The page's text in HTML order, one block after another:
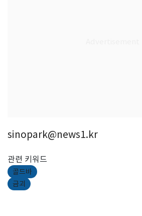
sinopark@news1.kr
관련 키워드
골드바
금괴